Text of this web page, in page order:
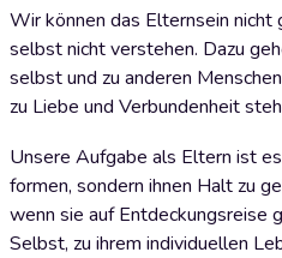
Wir können das Elternsein nicht
selbst nicht verstehen. Dazu
selbst und zu anderen
zu Liebe und Verbundenheit
Unsere Aufgabe als Eltern ist
formen, sondern ihnen Halt zu
wenn sie auf Entdeckungsreise
Selbst, zu ihrem individuellen